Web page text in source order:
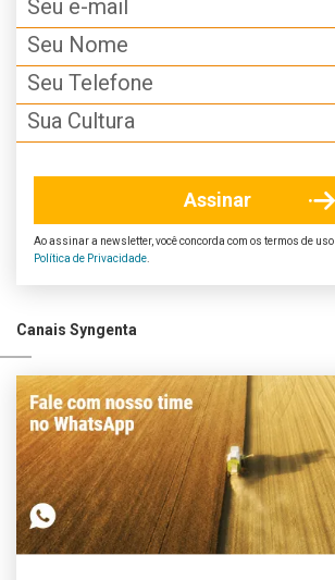
Ao assinar a newsletter, você concorda com os termos de
Política de Privacidade
Canais Syngenta